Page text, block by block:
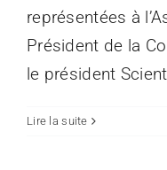
représentées à
Président de la
le président
Lire la suite